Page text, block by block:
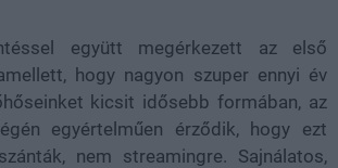
együtt megérkezett az első
hogy nagyon szuper ennyi év
kicsit idősebb formában, az
egyértelműen érződik, hogy ezt
nem streamingre. Sajnálatos,